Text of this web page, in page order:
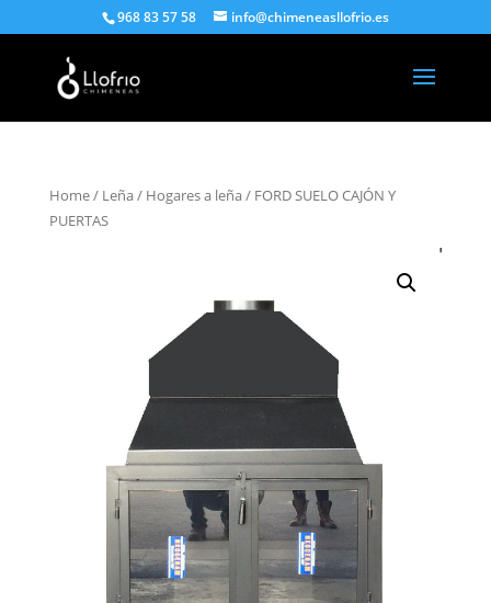
968 83 57 58 info@chimeneasllofrio.es
Home/ Leña/ Hogares a leña/ FORD SUELO CAJÓN Y
PUERTAS